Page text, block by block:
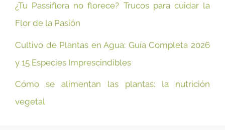
¿Tu Passiflora no florece? Trucos para cuidar la
Flor de la Pasión
Cultivo de Plantas en Agua: Guía Completa 2026
y 15 Especies Imprescindibles
Cómo se alimentan las plantas: la nutrición
vegetal